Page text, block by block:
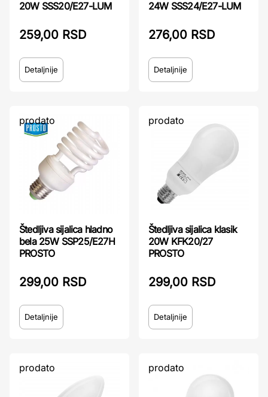
20W SSS20/E27-LUM
259,00 RSD
Detaljnije
24W SSS24/E27-LUM
276,00 RSD
Detaljnije
prodato
Štedljiva sijalica hladno
bela 25W SSP25/E27H
PROSTO
299,00 RSD
Detaljnije
prodato
Štedljiva sijalica klasik
20W KFK20/27
PROSTO
299,00 RSD
Detaljnije
prodato prodato